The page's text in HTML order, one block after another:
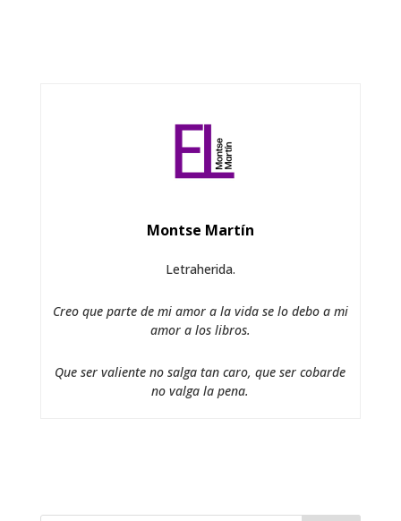
Montse Martín
Letraherida.
Creo que parte de mi amor a la vida se lo debo a mi
amor a los libros.
Que ser valiente no salga tan caro, que ser cobarde
no valga la pena.